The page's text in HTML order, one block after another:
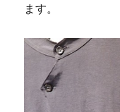
ます。